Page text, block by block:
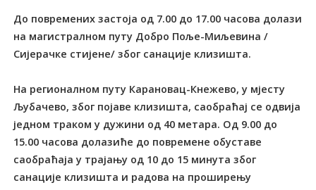
До повремених застоја од 7.00 до 17.00 часова долази
на магистралном путу Добро Поље-Миљевина /
Сијерачке стијене/ због санације клизишта.
На регионалном путу Карановац-Кнежево, у мјесту
Љубачево, због појаве клизишта, саобраћај се одвија
једном траком у дужини од 40 метара. Од 9.00 до
15.00 часова долазиће до повремене обуставе
саобраћаја у трајању од 10 до 15 минута због
санације клизишта и радова на проширењу